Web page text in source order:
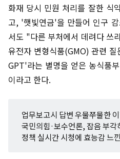
화재 당시 민원 처리를 잘한 식
고, '햇빛연금'을 만들어 인구
서도 "다른 부처에서 데려다 쓰
유전자 변형식품(GMO) 관련
GPT'라는 별명을 얻은 농식품
이라고 한다.
업무보고시 답변 우물쭈물한
국민의힘·보수언론, 잡음 부각
정책 실시간 시청에 효능감 느